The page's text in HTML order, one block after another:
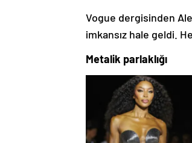
Vogue dergisinden
imkansız hale geldi.
Metalik parlaklığı